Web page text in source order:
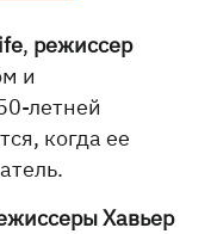
, режиссер
и
летней
когда ее
Хавьер